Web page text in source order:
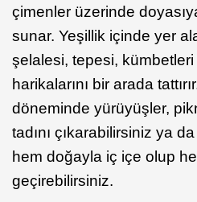
çimenler üzerinde
sunar. Yeşillik içinde yer
şelalesi, tepesi, kümbetleri
harikalarını bir arada
döneminde yürüyüşler,
tadını çıkarabilirsiniz ya
hem doğayla iç içe olup
geçirebilirsiniz.